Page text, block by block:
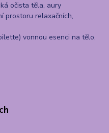
očista těla, aury
prostoru relaxačních,
vonnou esenci na tělo,